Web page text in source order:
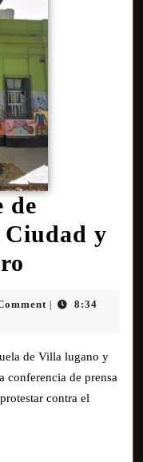
de
Ciudad y
8:34
de Villa lugano y
conferencia de prensa
contra el